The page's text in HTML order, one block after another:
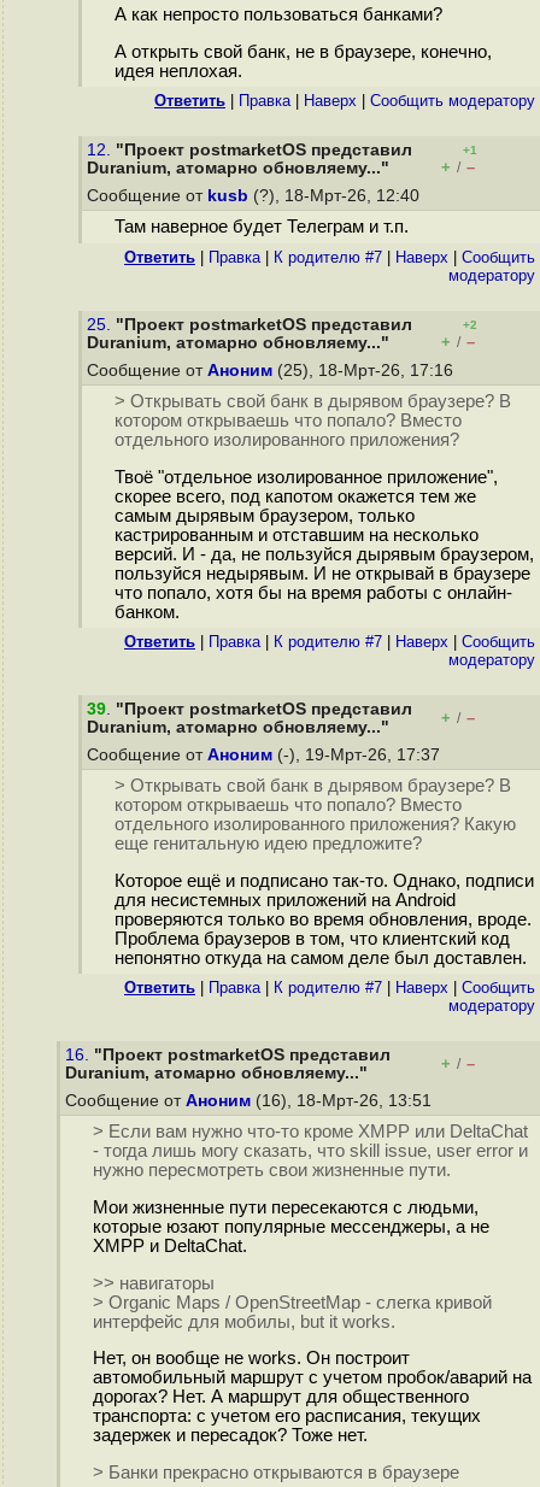
А как непросто пользоваться банками?
А открыть свой банк, не в браузере, конечно,
идея неплохая.
Ответить Правка| Наверх Cообщить модератору
12. "Проект postmarketOS представил
Duranium, атомарно обновляему..."
+1
+ / –
Сообщение от kusb (?), 18-Мрт-26, 12:40
Там наверное будет Телеграм и т.п.
Ответить Правка| К родителю #7 Наверх
Cообщить
модератору
25. "Проект postmarketOS представил
Duranium, атомарно обновляему..."
+2
+ / –
Сообщение от Аноним (25), 18-Мрт-26, 17:16
> Открывать свой банк в дырявом браузере? В
котором открываешь что попало? Вместо
отдельного изолированного приложения?
Твоё "отдельное изолированное приложение",
скорее всего, под капотом окажется тем же
самым дырявым браузером, только
кастрированным и отставшим на несколько
версий. И - да, не пользуйся дырявым браузером,
пользуйся недырявым. И не открывай в браузере
что попало, хотя бы на время работы с онлайн-
банком.
Ответить Правка| К родителю #7 Наверх
Cообщить
модератору
39. "Проект postmarketOS представил
Duranium, атомарно обновляему..."
+ / –
Сообщение от Аноним (-), 19-Мрт-26, 17:37
> Открывать свой банк в дырявом браузере? В
котором открываешь что попало? Вместо
отдельного изолированного приложения? Какую
еще генитальную идею предложите?
Которое ещё и подписано так-то. Однако, подписи
для несистемных приложений на Android
проверяются только во время обновления, вроде.
Проблема браузеров в том, что клиентский код
непонятно откуда на самом деле был доставлен.
Ответить Правка| К родителю #7 Наверх
Cообщить
модератору
16. "Проект postmarketOS представил
Duranium, атомарно обновляему..."
+ / –
Сообщение от Аноним (16), 18-Мрт-26, 13:51
> Если вам нужно что-то кроме XMPP или DeltaChat
- тогда лишь могу сказать, что skill issue, user error и
нужно пересмотреть свои жизненные пути.
Мои жизненные пути пересекаются с людьми,
которые юзают популярные мессенджеры, а не
XMPP и DeltaChat.
>> навигаторы
> Organic Maps / OpenStreetMap - слегка кривой
интерфейс для мобилы, but it works.
Нет, он вообще не works. Он построит
автомобильный маршрут с учетом пробок/аварий на
дорогах? Нет. А маршрут для общественного
транспорта: с учетом его расписания, текущих
задержек и пересадок? Тоже нет.
> Банки прекрасно открываются в браузере